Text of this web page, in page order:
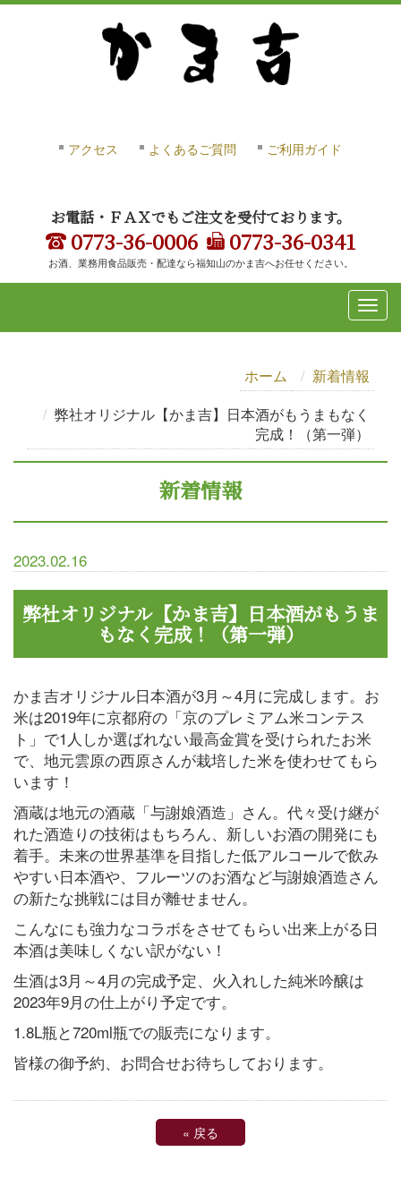
アクセス よくあるご質問 ご利用ガイド
お電話・ＦＡＸでもご注文を受付ております。
0773-36-0006 0773-36-0341
お酒、業務用食品販売・配達なら福知山のかま吉へお任せください。
ホーム
新着情報
弊社オリジナル【かま吉】日本酒がもうまもなく
完成！（第一弾）
新着情報
2023.02.16
弊社オリジナル【かま吉】日本酒がもうま
もなく完成！（第一弾）
かま吉オリジナル日本酒が3月～4月に完成します。お
米は2019年に京都府の「京のプレミアム米コンテス
ト」で1人しか選ばれない最高金賞を受けられたお米
で、地元雲原の西原さんが栽培した米を使わせてもら
います！
酒蔵は地元の酒蔵「与謝娘酒造」さん。代々受け継が
れた酒造りの技術はもちろん、新しいお酒の開発にも
着手。未来の世界基準を目指した低アルコールで飲み
やすい日本酒や、フルーツのお酒など与謝娘酒造さん
の新たな挑戦には目が離せません。
こんなにも強力なコラボをさせてもらい出来上がる日
本酒は美味しくない訳がない！
生酒は3月～4月の完成予定、火入れした純米吟醸は
2023年9月の仕上がり予定です。
1.8L瓶と720ml瓶での販売になります。
皆様の御予約、お問合せお待ちしております。
« 戻る